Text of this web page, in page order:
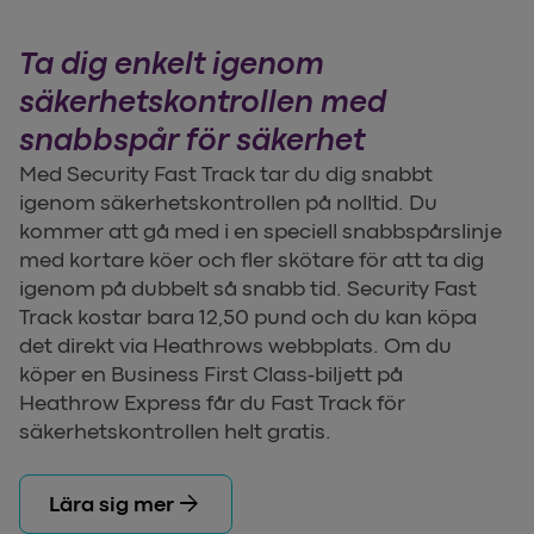
Ta dig enkelt igenom
säkerhetskontrollen med
snabbspår för säkerhet
Med Security Fast Track tar du dig snabbt
igenom säkerhetskontrollen på nolltid. Du
kommer att gå med i en speciell snabbspårslinje
med kortare köer och fler skötare för att ta dig
igenom på dubbelt så snabb tid. Security Fast
Track kostar bara 12,50 pund och du kan köpa
det direkt via Heathrows webbplats. Om du
köper en Business First Class-biljett på
Heathrow Express får du Fast Track för
säkerhetskontrollen helt gratis.
Lära sig mer arrow_forward